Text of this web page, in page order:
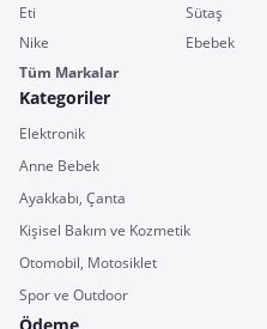
Eti
Sütaş
Nike
Ebebek
Tüm Markalar
Kategoriler
Elektronik
Anne Bebek
Ayakkabı, Çanta
Kişisel Bakım ve Kozmetik
Otomobil, Motosiklet
Spor ve Outdoor